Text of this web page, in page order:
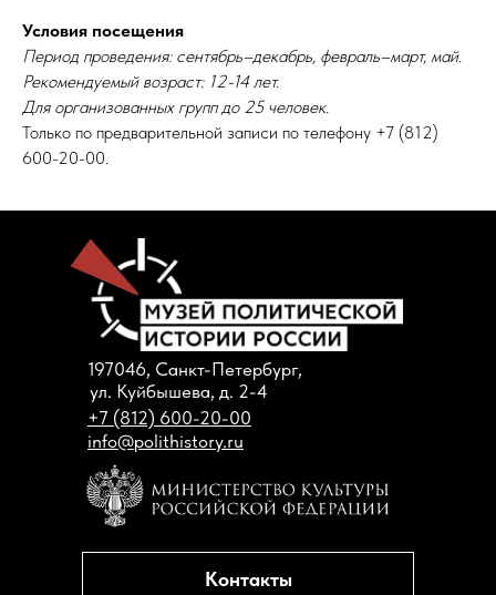
Условия посещения
Период проведения: сентябрь–декабрь, февраль–март, май.
Рекомендуемый возраст: 12-14 лет.
Для организованных групп до 25 человек.
Только по предварительной записи по телефону +7 (812)
600-20-00.
+7 (812) 600-20-00
ул. Куйбышева, д. 2-4
197046, Санкт-Петербург,
info@polithistory.ru
Контакты